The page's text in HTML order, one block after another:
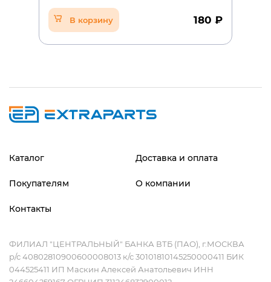
Asus F80S
Asus F82
Asus F83VD
Asus F8SA
Asus F8SG
Asus F8V
Asus F8VA
DC895A#ABB
DC895A#ABU
DC948AV#ABA
DL606A
EA10953
EH642A
В корзину 180 ₽
Каталог Доставка и оплата
Покупателям О компании
Контакты
ФИЛИАЛ "ЦЕНТРАЛЬНЫЙ" БАНКА ВТБ (ПАО), г.МОСКВА
р/с 40802810900600008013 к/с 30101810145250000411 БИК
044525411 ИП Маскин Алексей Анатольевич ИНН